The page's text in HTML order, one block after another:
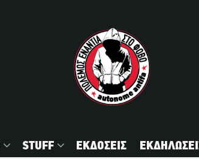
STUFF ΕΚΔΟΣΕΙΣ